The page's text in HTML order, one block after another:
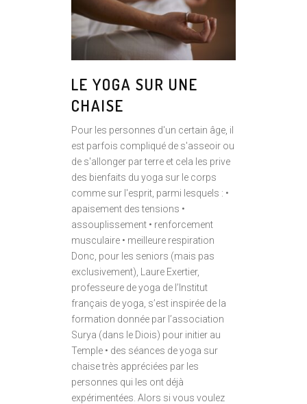
LE YOGA SUR UNE
CHAISE
Pour les personnes d'un certain âge, il
est parfois compliqué de s'asseoir ou
de s'allonger par terre et cela les prive
des bienfaits du yoga sur le corps
comme sur l'esprit, parmi lesquels : •
apaisement des tensions •
assouplissement • renforcement
musculaire • meilleure respiration
Donc, pour les seniors (mais pas
exclusivement), Laure Exertier,
professeure de yoga de l’Institut
français de yoga, s’est inspirée de la
formation donnée par l’association
Surya (dans le Diois) pour initier au
Temple • des séances de yoga sur
chaise très appréciées par les
personnes qui les ont déjà
expérimentées. Alors si vous voulez